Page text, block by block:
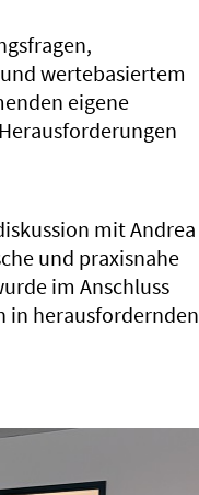
wertebasiertem
eigene
mit Andrea
und praxisnahe
im Anschluss
in herausfordernden